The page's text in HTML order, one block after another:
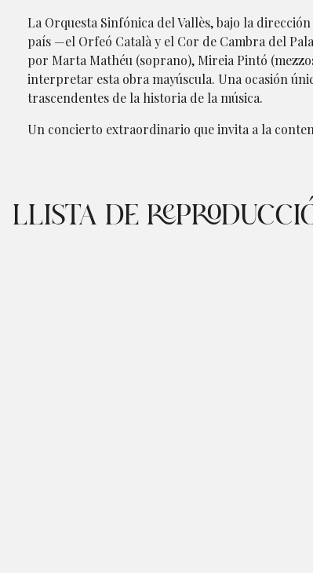
La Orquesta Sinfónica del Vallès, bajo la
país —el Orfeó Català y el Cor de Cambra del
por Marta Mathéu (soprano), Mireia Pintó
interpretar esta obra mayúscula. Una ocasión
trascendentes de la historia de la música.
Un concierto extraordinario que invita a la
LLISTA DE